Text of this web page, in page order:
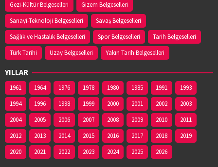
Gezi-Kültür Belgeselleri
Gizem Belgeselleri
Sanayi-Teknoloji Belgeselleri
Savaş Belgeselleri
Sağlık ve Hastalık Belgeselleri
Spor Belgeselleri
Tarih Belgeselleri
Türk Tarihi
Uzay Belgeselleri Yakın Tarih Belgeselleri
YILLAR
1961 1964 1976 1978 1980 1985 1991
1993
1994
1996 1998 1999 2000 2001 2002
2003
2004
2005 2006 2007 2008 2009 2010
2011
2012
2013 2014 2015 2016 2017 2018
2019
2020
2021 2022 2023 2024 2025 2026